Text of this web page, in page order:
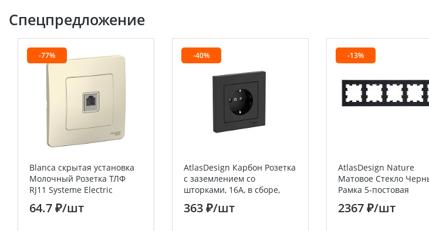
Спецпредложение
-77%
Blanca скрытая установка
Молочный Розетка ТЛФ
RJ11 Systeme Electric
(Schneider Electric)
64.7 ₽/шт
-40%
AtlasDesign Карбон Розетка
с заземлением со
шторками, 16А, в сборе,
быстрозажим. клемм
363 ₽/шт
-13%
AtlasDesign Nature
Матовое Стекло
Рамка 5-постовая
(Schneider Electric)
Electric (Schneider
2367 ₽/шт